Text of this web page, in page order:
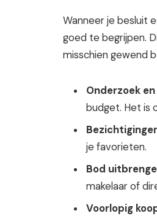
Wanneer je besluit
goed te begrijpen.
misschien gewend
Onderzoek
budget. Het is
je favorieten.
Bod
makelaar of
Voorlopig